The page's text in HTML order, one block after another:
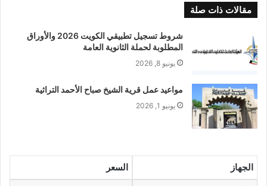
مقالات ذات صلة
شروط تسجيل تطبيقي الكويت 2026 والأوراق
المطلوبة لحملة الثانوية العامة
يونيو 8, 2026
مواعيد عمل قرية الشيخ صباح الأحمد التراثية
يونيو 1, 2026
الجهاز السعر